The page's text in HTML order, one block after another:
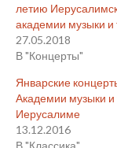
летию
академии музыки и
27.05.2018
В "Концерты"
Январские
Академии музыки и
Иерусалиме
13.12.2016
В "Классика"